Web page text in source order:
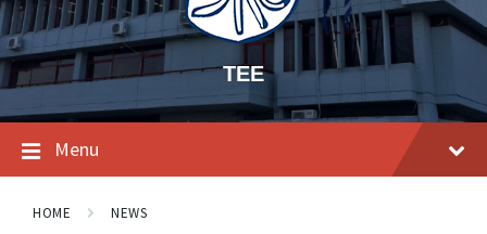
ΤΕΕ
Menu
HOME NEWS